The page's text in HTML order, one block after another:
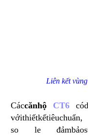
Liên kết vùng
Cáccănhộ CT6 có
vớithiếtkếtiêuchuẩn
so leđảmbảo